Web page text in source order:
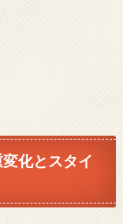
化とスタイ